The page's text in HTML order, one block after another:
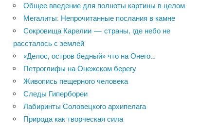
Общее введение для полноты картины в целом
Мегалиты: Непрочитанные послания в камне
Сокровища Карелии — страны, где небо не
рассталось с землей
«Делос, остров бедный» что на Онего…
Петроглифы на Онежском берегу
Живопись пещерного человека
Следы Гипербореи
Лабиринты Соловецкого архипелага
Природа как творческая сила